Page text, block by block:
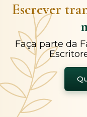
Escrever
Faça parte da